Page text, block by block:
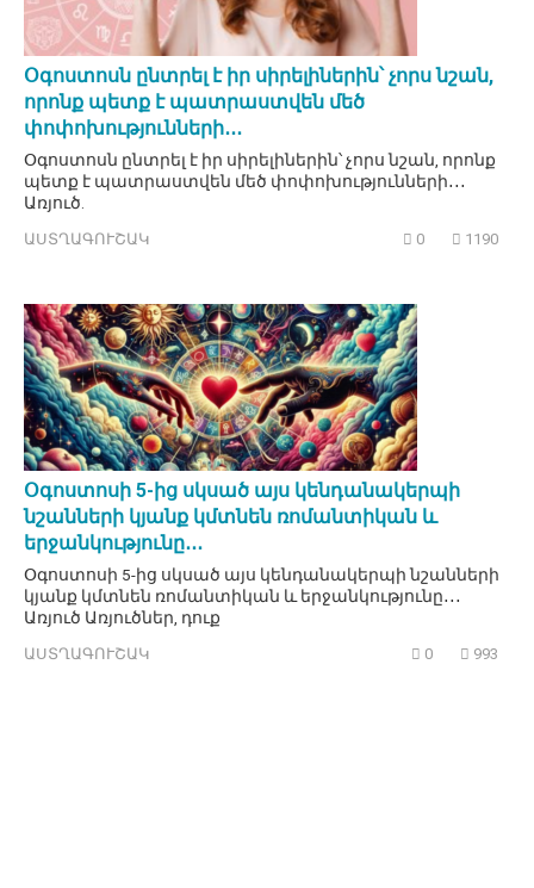
Օգոստոսն ընտրել է իր սիրելիներին՝ չորս նշան,
որոնք պետք է պատրաստվեն մեծ
փոփոխությունների․․․
Օգոստոսն ընտրել է իր սիրելիներին՝ չորս նշան, որոնք
պետք է պատրաստվեն մեծ փոփոխությունների․․․
Առյուծ.
ԱՍՏՂԱԳՈՒՇԱԿ 0 1190
Օգոստոսի 5-ից սկսած այս կենդանակերպի
նշանների կյանք կմտնեն ռոմանտիկան և
երջանկությունը․․․
Օգոստոսի 5-ից սկսած այս կենդանակերպի նշանների
կյանք կմտնեն ռոմանտիկան և երջանկությունը․․․
Առյուծ Առյուծներ, դուք
ԱՍՏՂԱԳՈՒՇԱԿ 0 993